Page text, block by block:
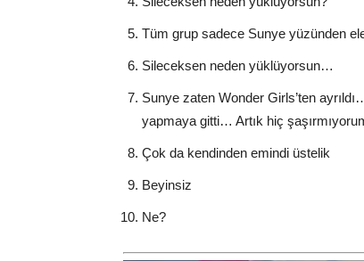
Tüm grup sadece Sunye yüzünden
Sileceksen neden yüklüyorsun…
Sunye zaten Wonder Girls’ten
yapmaya gitti… Artık hiç
Çok da kendinden emindi üstelik
Beyinsiz
Ne?